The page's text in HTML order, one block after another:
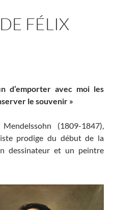
FÉLIX
d’emporter avec moi les
le souvenir »
(1809-1847),
prodige du début de la
dessinateur et un peintre